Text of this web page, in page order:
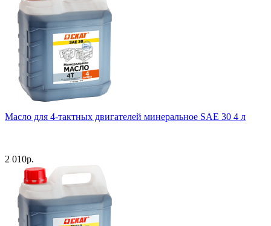
Масло для 4-тактных двигателей минеральное SAE 30 4 л
2 010р.